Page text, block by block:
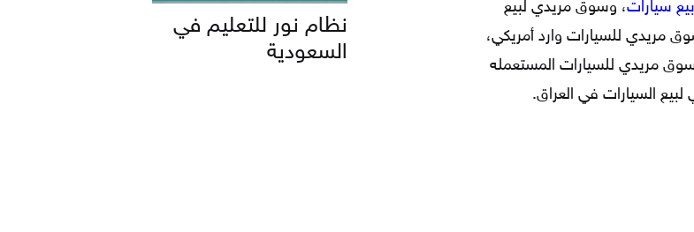
بيع سيارات، وسوق مريدي لبيع
مريدي للسيارات وارد أمريكي،
مريدي للسيارات المستعمله
السيارات في العراق.
نظام نور للتعليم في
السعودية